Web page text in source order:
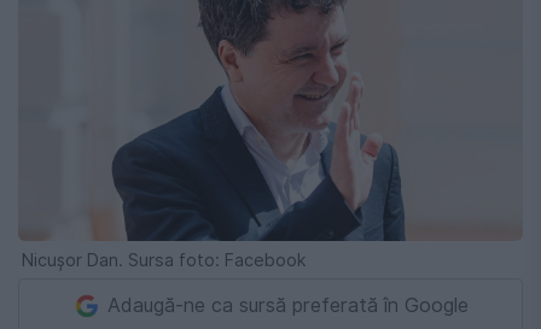
Nicușor Dan. Sursa foto: Facebook
Adaugă-ne ca sursă preferată în Google